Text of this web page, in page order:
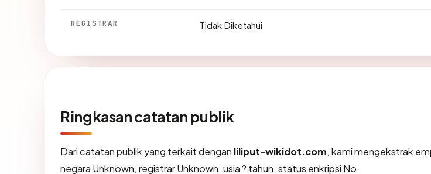
REGISTRAR Tidak Diketahui
Ringkasan catatan publik
Dari catatan publik yang terkait dengan liliput-wikidot.com, kami mengekstrak
negara Unknown, registrar Unknown, usia ? tahun, status enkripsi No.